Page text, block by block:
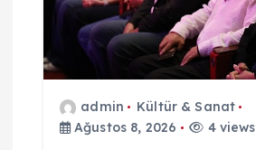
m
e
admin
Kültür & Sanat
Ağustos 8, 2026
4 views